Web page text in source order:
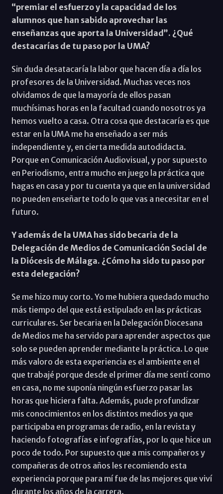
“premiar el esfuerzo y la capacidad de los
alumnos que han sabido aprovechar las
enseñanzas que aporta la Universidad”. ¿Qué
destacarías de tu paso por la UMA?
Sin duda desatacaría la labor que hacen día a día los
profesores de la Universidad. Muchas veces nos
olvidamos de que la mayoría de ellos pasan
muchísimas horas en la facultad cuando nosotros ya
hemos vuelto a casa. Otra cosa que destacaría es que
estar en la UMA me ha enseñado a ser más
independiente y, en cierta medida autodidacta.
Porque en Comunicación Audiovisual, y por supuesto
en Periodismo, entra mucho en juego la práctica que
hagas en casa y por tu cuenta ya que en la universidad
no pueden enseñarte todo lo que vas a necesitar en el
futuro.
Y además de la UMA has sido becaria de la
Delegación de Medios de Comunicación Social de
la Diócesis de Málaga. ¿Cómo ha sido tu paso por
esta delegación?
Se me hizo muy corto. Yo me hubiera quedado mucho
más tiempo del que está estipulado en las prácticas
curriculares. Ser becaria en la Delegación Diocesana
de Medios me ha servido para aprender aspectos que
solo se pueden aprender mediante la práctica. Lo que
más valoro de esta experiencia es el ambiente en el
que trabajé porque desde el primer día me sentí como
en casa, no me suponía ningún esfuerzo pasar las
horas que hiciera falta. Además, pude profundizar
mis conocimientos en los distintos medios ya que
participaba en programas de radio, en la revista y
haciendo fotografías e infografías, por lo que hice un
poco de todo. Por supuesto que a mis compañeros y
compañeras de otros años les recomiendo esta
experiencia porque para mí fue de las mejores que viví
durante los años de la carrera.